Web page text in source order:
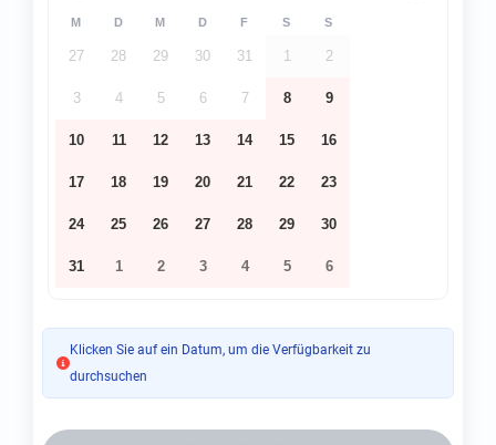
M D M D F S S
27 28 29 30 31 1 2
3 4 5 6 7 8 9
10 11 12 13 14 15 16
17 18 19 20 21 22 23
24 25 26 27 28 29 30
31 1 2 3 4 5 6
Klicken Sie auf ein Datum, um die Verfügbarkeit zu
durchsuchen